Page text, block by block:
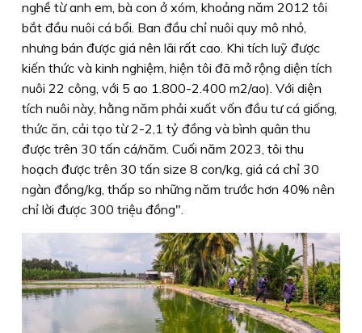
nghề từ anh em, bà con ở xóm, khoảng năm 2012 tôi
bắt đầu nuôi cá bổi. Ban đầu chỉ nuôi quy mô nhỏ,
nhưng bán được giá nên lãi rất cao. Khi tích luỹ được
kiến thức và kinh nghiệm, hiện tôi đã mở rộng diện tích
nuôi 22 công, với 5 ao 1.800-2.400 m2/ao). Với diện
tích nuôi này, hằng năm phải xuất vốn đầu tư cá giống,
thức ăn, cải tạo từ 2-2,1 tỷ đồng và bình quân thu
được trên 30 tấn cá/năm. Cuối năm 2023, tôi thu
hoạch được trên 30 tấn size 8 con/kg, giá cá chỉ 30
ngàn đồng/kg, thấp so những năm trước hơn 40% nên
chỉ lời được 300 triệu đồng".